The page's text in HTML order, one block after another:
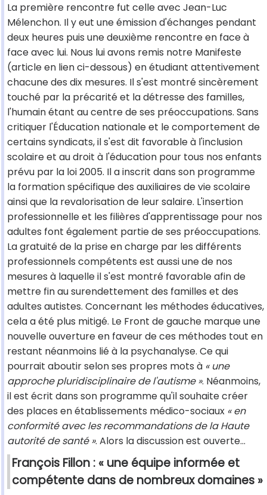
La première rencontre fut celle avec Jean-Luc
Mélenchon. Il y eut une émission d'échanges pendant
deux heures puis une deuxième rencontre en face à
face avec lui. Nous lui avons remis notre Manifeste
(article en lien ci-dessous) en étudiant attentivement
chacune des dix mesures. Il s'est montré sincèrement
touché par la précarité et la détresse des familles,
l'humain étant au centre de ses préoccupations. Sans
critiquer l'Éducation nationale et le comportement de
certains syndicats, il s'est dit favorable à l'inclusion
scolaire et au droit à l'éducation pour tous nos enfants
prévu par la loi 2005. Il a inscrit dans son programme
la formation spécifique des auxiliaires de vie scolaire
ainsi que la revalorisation de leur salaire. L'insertion
professionnelle et les filières d'apprentissage pour nos
adultes font également partie de ses préoccupations.
La gratuité de la prise en charge par les différents
professionnels compétents est aussi une de nos
mesures à laquelle il s'est montré favorable afin de
mettre fin au surendettement des familles et des
adultes autistes. Concernant les méthodes éducatives,
cela a été plus mitigé. Le Front de gauche marque une
nouvelle ouverture en faveur de ces méthodes tout en
restant néanmoins lié à la psychanalyse. Ce qui
pourrait aboutir selon ses propres mots à « une
approche pluridisciplinaire de l'autisme ». Néanmoins,
il est écrit dans son programme qu'il souhaite créer
des places en établissements médico-sociaux « en
conformité avec les recommandations de la Haute
autorité de santé ». Alors la discussion est ouverte…
François Fillon : « une équipe informée et
compétente dans de nombreux domaines »